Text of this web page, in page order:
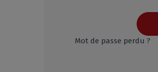
Mot de passe perdu ?